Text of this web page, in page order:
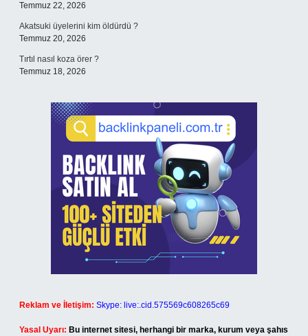
Temmuz 22, 2026
Akatsuki üyelerini kim öldürdü ?
Temmuz 20, 2026
Tırtıl nasıl koza örer ?
Temmuz 18, 2026
Reklam ve İletişim: Skype: live:.cid.575569c608265c69
Yasal Uyarı: Bu internet sitesi, herhangi bir marka, kurum veya şahıs